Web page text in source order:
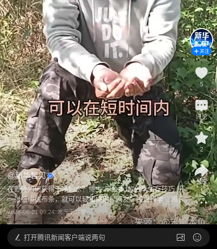
@新华智见
在野外如何获得干净的水？博主“笨鱼本鱼”分享生存技巧:用
一张纸巾或布条，就可以轻松搞定！网友：懂点科学...
展开
2026-06-21 09:24 发布于北京
关注
5
评论
2
分享
打开腾讯新闻客户端说两句